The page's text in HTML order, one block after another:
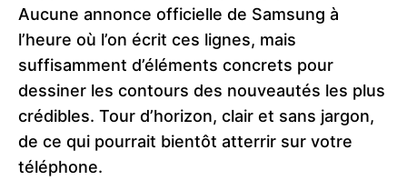
Aucune annonce officielle de Samsung à
l’heure où l’on écrit ces lignes, mais
suffisamment d’éléments concrets pour
dessiner les contours des nouveautés les plus
crédibles. Tour d’horizon, clair et sans jargon,
de ce qui pourrait bientôt atterrir sur votre
téléphone.